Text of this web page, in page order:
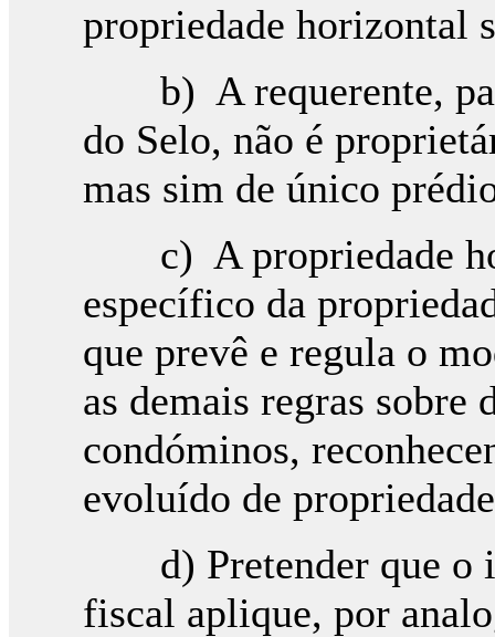
propriedade horizontal
b) A requerente,
do Selo, não é
mas sim de único
c) A propriedade
específico da
que prevê e regula o
as demais regras sobre
condóminos,
evoluído de
d) Pretender que o
fiscal aplique, por